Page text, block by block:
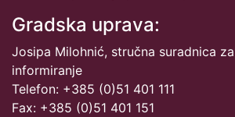
Gradska uprava:
Josipa Milohnić, stručna suradnica
informiranje
Telefon: +385 (0)51 401 111
Fax: +385 (0)51 401 151